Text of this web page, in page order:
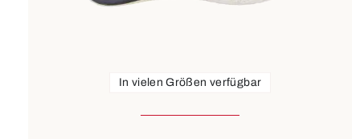
In vielen Größen verfügbar